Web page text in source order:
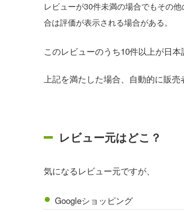
レビューが30件未満の場合でもその
合は評価が表示される場合がある。
このレビューのうち10件以上が日
上記を満たした場合、自動的に販売
レビュー元はどこ？
気になるレビュー元ですが、
Googleショッピング